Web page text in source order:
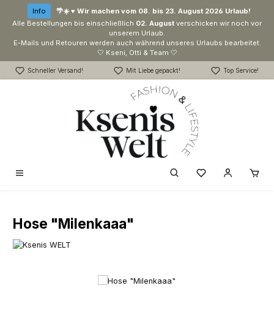
Zum Hauptinhalt springen
Info
🌴☀️ ♥ Wir machen vom 08. bis 23. August 2026 Urlaub!
Alle Bestellungen bis einschließlich 02. August verschicken wir noch vor
unserem Urlaub.
E-Mails und Retouren werden auch während unseres Urlaubs bearbeitet.
🤍 Kseni, Otti & Team 🤍
Schneller Versand! Mit Liebe gepackt! Top Service!
Du hast 0
Hose "Milenkaaa"
Bildergalerie überspringen